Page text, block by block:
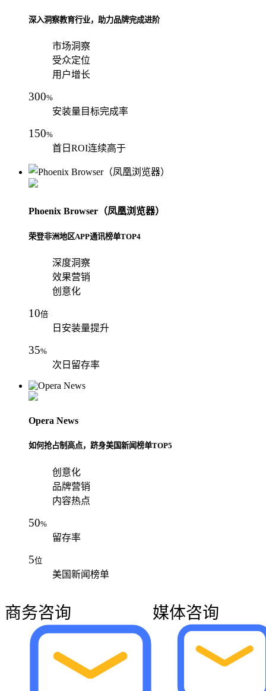
深入洞察教育行业，助力品牌完成进阶
市场洞察
受众定位
用户增长
300%
安装量目标完成率
150%
首日ROI连续高于
Phoenix Browser（凤凰浏览器）
荣登非洲地区APP通讯榜单TOP4
深度洞察
效果营销
创意化
10倍
日安装量提升
35%
次日留存率
Opera News
如何抢占制高点，跻身美国新闻榜单TOP5
创意化
品牌营销
内容热点
50%
留存率
5位
美国新闻榜单
商务咨询 媒体咨询